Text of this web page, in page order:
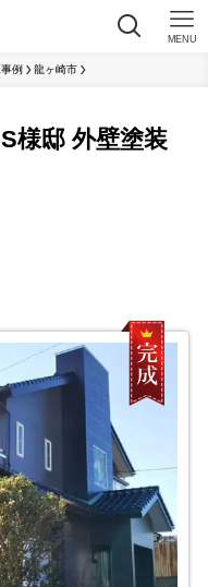
MENU
例 龍ヶ崎市
様邸 外壁塗装